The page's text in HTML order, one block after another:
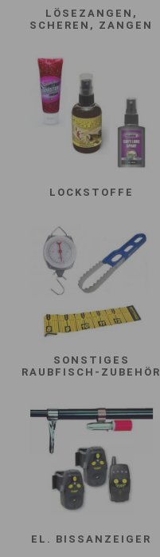
LÖSEZANGEN,
SCHEREN, ZANGEN
LOCKSTOFFE
SONSTIGES
RAUBFISCH-ZUBEHÖR
EL. BISSANZEIGER